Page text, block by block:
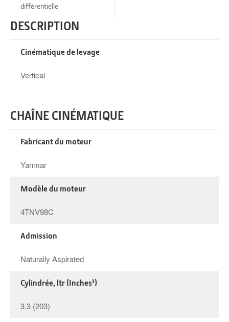
différentielle
Cinématique de levage
Vertica‌‌‌‌‌ ‌‌‌‌‬‌‍‬‬‌ ‌‌‌‍ ‌‌‌‌l
DESCRIPTION
Fabricant du moteur
Yanma‌‌‌‌‌ ‌‌‌‌‬‌‍‬‬‌ ‌‌‌‍ ‌‌‌‌r
Modèle du moteur
4TNV98‌‌‌‌‌ ‌‌‌‌‬‌‍‬‬‌ ‌‌‌‍ ‌‌‌‌C
Admission
Naturally‌‌‌‌‌ ‌‌‌‌‬‌‍‬‬‌ ‌‌‌‍ ‌‌‌‌ Aspirated
Cylindrée, ltr (Inches³)
3.3 (203)
CHAÎNE CINÉMATIQUE